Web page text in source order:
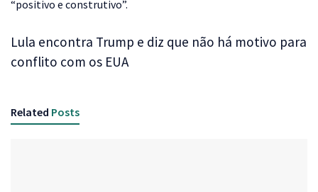
“positivo e construtivo”.
Lula encontra Trump e diz que não há motivo para
conflito com os EUA
Related Posts